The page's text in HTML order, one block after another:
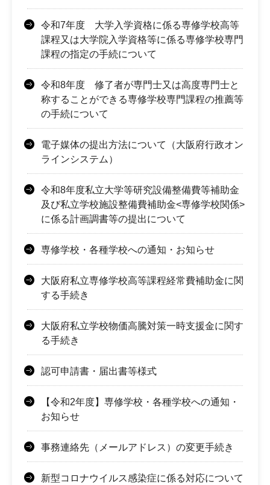
令和7年度 大学入学資格に係る専修学校高等
課程又は大学院入学資格等に係る専修学校専門
課程の指定の手続について
令和8年度 修了者が専門士又は高度専門士と
称することができる専修学校専門課程の推薦等
の手続について
電子媒体の提出方法について（大阪府行政オン
ラインシステム）
令和8年度私立大学等研究設備整備費等補助金
及び私立学校施設整備費補助金<専修学校関係>
に係る計画調書等の提出について
専修学校・各種学校への通知・お知らせ
大阪府私立専修学校高等課程経常費補助金に関
する手続き
大阪府私立学校物価高騰対策一時支援金に関す
る手続き
認可申請書・届出書等様式
【令和2年度】専修学校・各種学校への通知・
お知らせ
事務連絡先（メールアドレス）の変更手続き
新型コロナウイルス感染症に係る対応について